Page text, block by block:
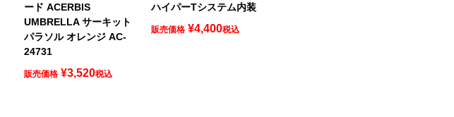
ード ACERBIS
UMBRELLA サーキット
パラソル オレンジ AC-
24731
販売価格 ¥3,520税込
ハイパーTシステム内装
販売価格 ¥4,400税込